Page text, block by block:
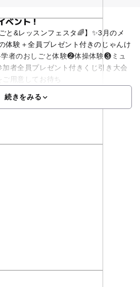
ベント！
と&レッスンフェスタ🌈】✨3月のメ
体験＋全員プレゼント付きのじゃんけ
者のおしごと体験❷体操体験❸ミュ
者全員プレゼント付きくじ引き大会
用意してお待ち
続きをみる